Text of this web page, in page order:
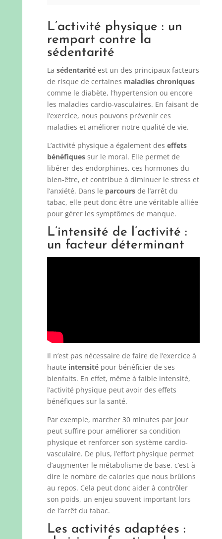
L’activité physique : un
rempart contre la
sédentarité
La sédentaritéest un des principaux facteurs
de risque de certaines maladies chroniques
comme le diabète, l’hypertension ou encore
les maladies cardio-vasculaires. En faisant de
l’exercice, nous pouvons prévenir ces
maladies et améliorer notre qualité de vie.
L’activité physique a également des effets
bénéfiquessur le moral. Elle permet de
libérer des endorphines, ces hormones du
bien-être, et contribue à diminuer le stress et
l’anxiété. Dans le parcoursde l’arrêt du
tabac, elle peut donc être une véritable alliée
pour gérer les symptômes de manque.
L’intensité de l’activité :
un facteur déterminant
Il n’est pas nécessaire de faire de l’exercice à
haute intensitépour bénéficier de ses
bienfaits. En effet, même à faible intensité,
l’activité physique peut avoir des effets
bénéfiques sur la santé.
Par exemple, marcher 30 minutes par jour
peut suffire pour améliorer sa condition
physique et renforcer son système cardio-
vasculaire. De plus, l’effort physique permet
d’augmenter le métabolisme de base, c’est-à-
dire le nombre de calories que nous brûlons
au repos. Cela peut donc aider à contrôler
son poids, un enjeu souvent important lors
de l’arrêt du tabac.
Les activités adaptées :